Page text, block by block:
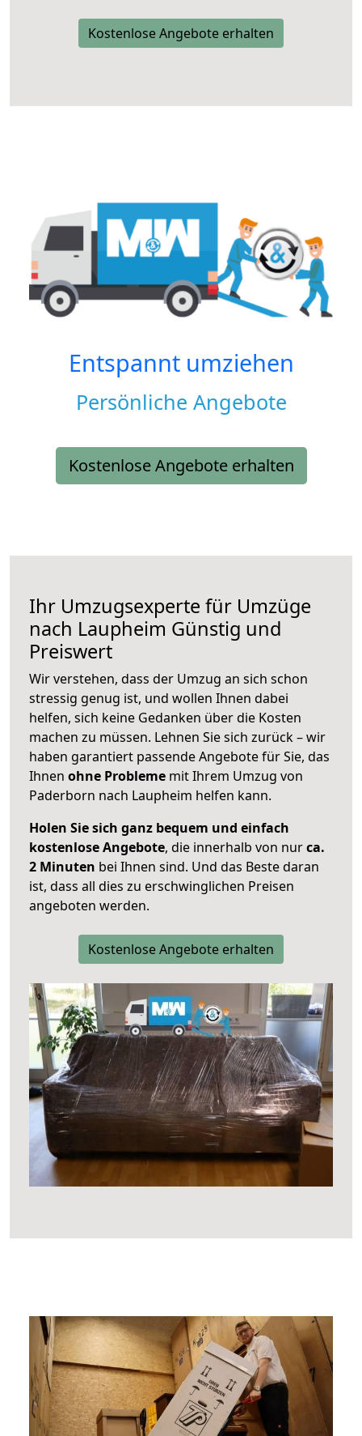
Kostenlose Angebote erhalten
Entspannt umziehen
Persönliche Angebote
Kostenlose Angebote erhalten
Ihr Umzugsexperte für Umzüge
nach Laupheim Günstig und
Preiswert
Wir verstehen, dass der Umzug an sich schon
stressig genug ist, und wollen Ihnen dabei
helfen, sich keine Gedanken über die Kosten
machen zu müssen. Lehnen Sie sich zurück – wir
haben garantiert passende Angebote für Sie, das
Ihnen ohne Probleme mit Ihrem Umzug von
Paderborn nach Laupheim helfen kann.
Holen Sie sich ganz bequem und einfach
kostenlose Angebote, die innerhalb von nurca.
2 Minuten bei Ihnen sind. Und das Beste daran
ist, dass all dies zu erschwinglichen Preisen
angeboten werden.
Kostenlose Angebote erhalten